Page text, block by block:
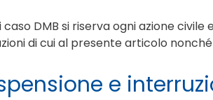
caso DMB si riserva ogni azione
di cui al presente articolo
e